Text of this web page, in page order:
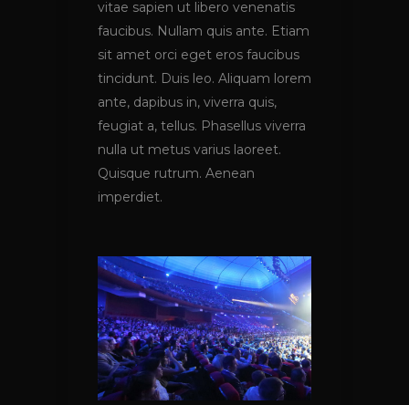
vitae sapien ut libero venenatis
faucibus. Nullam quis ante. Etiam
sit amet orci eget eros faucibus
tincidunt. Duis leo. Aliquam lorem
ante, dapibus in, viverra quis,
feugiat a, tellus. Phasellus viverra
nulla ut metus varius laoreet.
Quisque rutrum. Aenean
imperdiet.